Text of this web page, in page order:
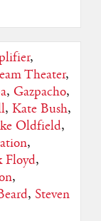
,
Theater,
, Gazpacho,
, Kate Bush,
Oldfield,
,
Floyd,
,
, Steven